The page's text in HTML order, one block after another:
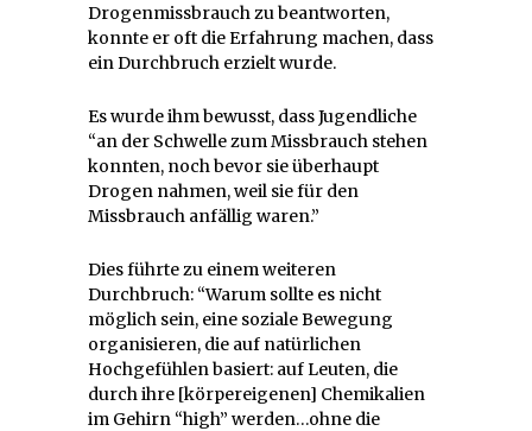
Drogenmissbrauch zu beantworten,
konnte er oft die Erfahrung machen, dass
ein Durchbruch erzielt wurde.
Es wurde ihm bewusst, dass Jugendliche
“an der Schwelle zum Missbrauch stehen
konnten, noch bevor sie überhaupt
Drogen nahmen, weil sie für den
Missbrauch anfällig waren.”
Dies führte zu einem weiteren
Durchbruch: “Warum sollte es nicht
möglich sein, eine soziale Bewegung
organisieren, die auf natürlichen
Hochgefühlen basiert: auf Leuten, die
durch ihre [körpereigenen] Chemikalien
im Gehirn “high” werden…ohne die